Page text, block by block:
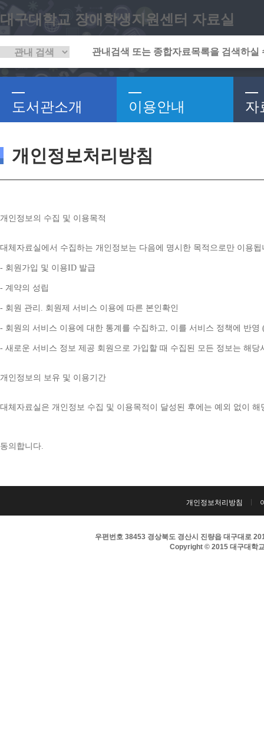
대구대학교 장애학생지원센터 자료실
도서관소개 이용안내 자
개인정보처리방침
개인정보의 수집 및 이용목적
대체자료실에서 수집하는 개인정보는 다음에 명시한 목적으로만 이용됩
- 회원가입 및 이용ID 발급
- 계약의 성립
- 회원 관리 . 회원제 서비스 이용에 따른 본인확인
- 회원의 서비스 이용에 대한 통계를 수집하고, 이를 서비스 정책에 반영
- 새로운 서비스 정보 제공 회원으로 가입할 때 수집된 모든 정보는 해
개인정보의 보유 및 이용기간
대체자료실은 개인정보 수집 및 이용목적이 달성된 후에는 예외 없이
동의합니다.
개인정보처리방침
우편번호 38453 경상북도 경산시 진량읍 대구대로
Copyright © 2015 대구대학